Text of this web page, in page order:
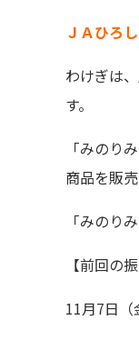
ＪＡひろ
わけぎは
す。
「みのり
商品を販
「みのり
【前回の
11月7日（